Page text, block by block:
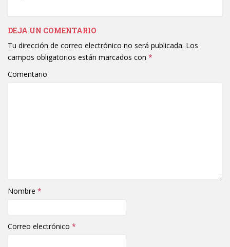
DEJA UN COMENTARIO
Tu dirección de correo electrónico no será publicada. Los
campos obligatorios están marcados con *
Comentario
Nombre *
Correo electrónico *